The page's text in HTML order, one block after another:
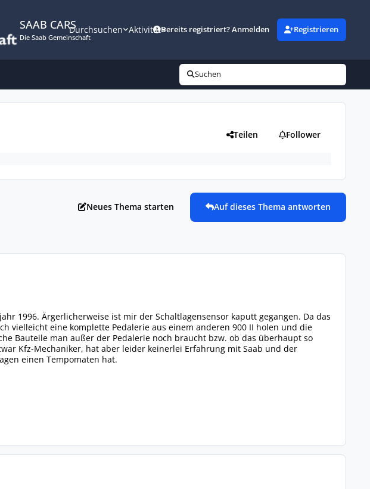
SAAB CARS
Die Saab Gemeinschaft
Durchsuchen AktivitätBereits registriert? Anmelden Registrieren
Suchen
Teilen Follower
Neues Thema starten Auf dieses Thema antworten
1996. Ärgerlicherweise ist mir der Schaltlagensensor kaputt gegangen. Da das
vielleicht eine komplette Pedalerie aus einem anderen 900 II holen und die
Bauteile man außer der Pedalerie noch braucht bzw. ob das überhaupt so
Kfz-Mechaniker, hat aber leider keinerlei Erfahrung mit Saab und der
einen Tempomaten hat.